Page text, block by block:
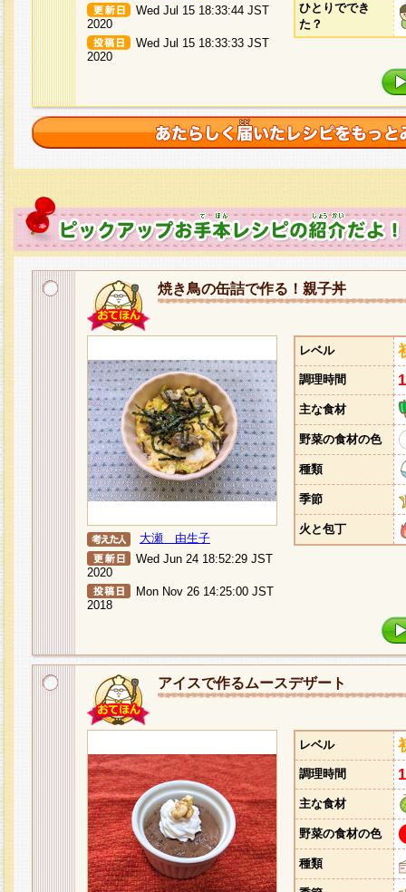
Wed Jul 15 18:33:44 JST
2020
Wed Jul 15 18:33:33 JST
2020
ひとりででき
た？
焼き鳥の缶詰で作る！親子丼
大瀬 由生子
Wed Jun 24 18:52:29 JST
2020
Mon Nov 26 14:25:00 JST
2018
レベル
調理時間
主な食材
野菜の食材の色
種類
季節
火と包丁
アイスで作るムースデザート
レベル
調理時間
主な食材
野菜の食材の色
種類